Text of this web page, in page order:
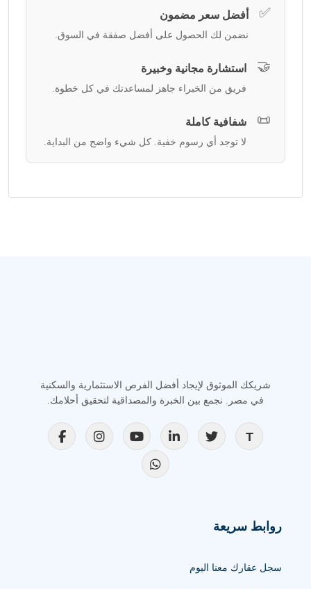
✅ أفضل سعر مضمون
نضمن لك الحصول على أفضل صفقة في السوق.
🤝 استشارة مجانية وخبيرة
فريق من الخبراء جاهز لمساعدتك في كل خطوة.
📜 شفافية كاملة
لا توجد أي رسوم خفية. كل شيء واضح من البداية.
شريكك الموثوق لإيجاد أفضل الفرص الاستثمارية والسكنية
في مصر. نجمع بين الخبرة والمصداقية لتحقيق أحلامك.
روابط سريعة
سجل عقارك معنا اليوم